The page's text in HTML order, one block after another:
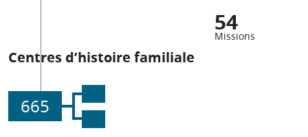
54
Missions
Centres d’histoire familiale
665